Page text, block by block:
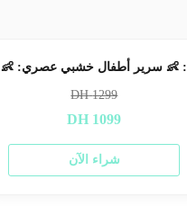
: 👶 سرير أطفال خشبي عصري: 👶
1299
DH
1099
شراء الآن